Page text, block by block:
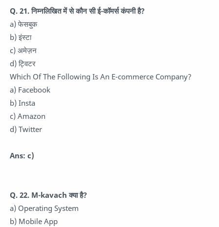
Q. 21. निम्नलिखित में से कौन सी ई-कॉमर्स कंपनी है?
a) फेसबुक
b) इंस्टा
c) अमेज़न
d) ट्विटर
Which Of The Following Is An E-commerce Company?
a) Facebook
b) Insta
c) Amazon
d) Twitter
Ans: c)
Q. 22. M-kavach क्या है?
a) Operating System
b) Mobile App